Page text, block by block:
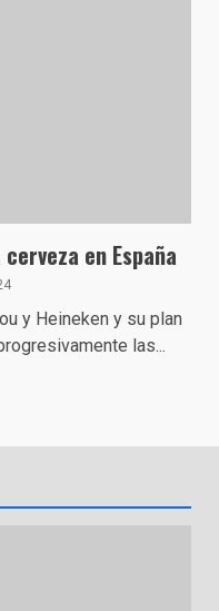
en España
y Heineken y su plan
las...